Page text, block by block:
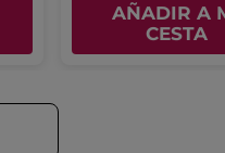
AÑADIR A
CESTA